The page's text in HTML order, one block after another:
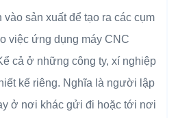
sản xuất để tạo ra các cụm
việc ứng dụng máy CNC
cả ở những công ty, xí nghiệp
kế riêng. Nghĩa là người lập
ở nơi khác gửi đi hoặc tới nơi